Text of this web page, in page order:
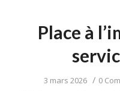
Place à
3 mars 2026 / 0